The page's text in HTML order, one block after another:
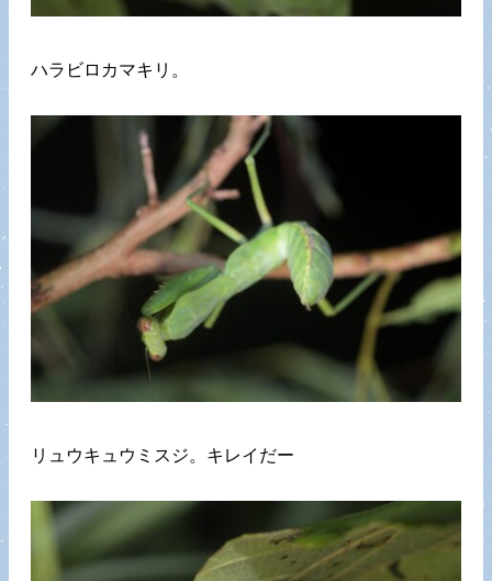
ハラビロカマキリ。
リュウキュウミスジ。キレイだー